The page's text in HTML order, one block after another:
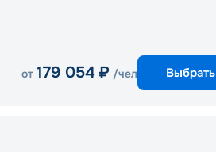
от 179 054 ₽ /чел Выбрать